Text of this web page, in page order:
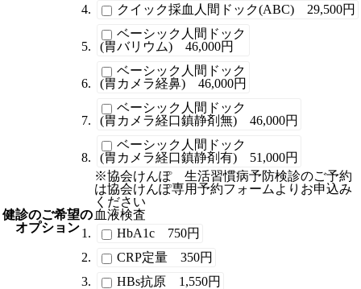
クイック採血人間ドック(ABC) 29,500円
ベーシック人間ドック
(胃バリウム) 46,000円
ベーシック人間ドック
(胃カメラ経鼻) 46,000円
ベーシック人間ドック
(胃カメラ経口鎮静剤無) 46,000円
ベーシック人間ドック
(胃カメラ経口鎮静剤有) 51,000円
※協会けんぽ 生活習慣病予防検診のご予約
は協会けんぽ専用予約フォームよりお申込み
ください
健診のご希望の
オプション
血液検査
HbA1c 750円
CRP定量 350円
HBs抗原 1,550円